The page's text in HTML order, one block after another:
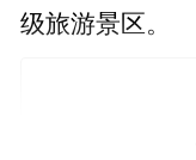
级旅游景区。